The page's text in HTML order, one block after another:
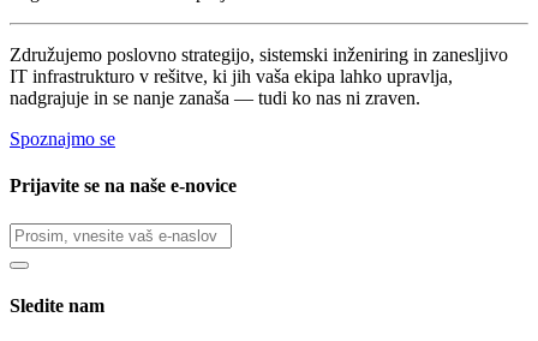
Združujemo poslovno strategijo, sistemski inženiring in zanesljivo
IT infrastrukturo v rešitve, ki jih vaša ekipa lahko upravlja,
nadgrajuje in se nanje zanaša — tudi ko nas ni zraven.
Spoznajmo se
Prijavite se na naše e-novice
Sledite nam